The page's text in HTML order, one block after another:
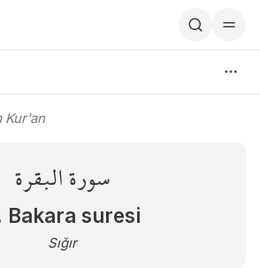
سورة البقرة
Bakara suresi
Sığır